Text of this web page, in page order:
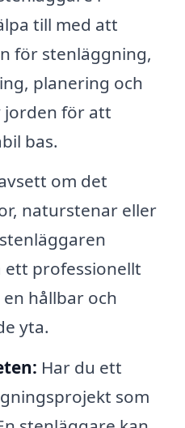
till med att
för stenläggning,
planering och
jorden för att
bas.
om det
naturstenar eller
ett professionellt
hållbar och
yta.
Har du ett
som